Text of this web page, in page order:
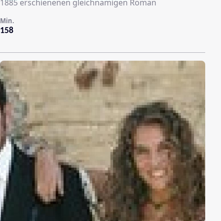
1885 erschienenen gleichnamigen Roman
158
Min.